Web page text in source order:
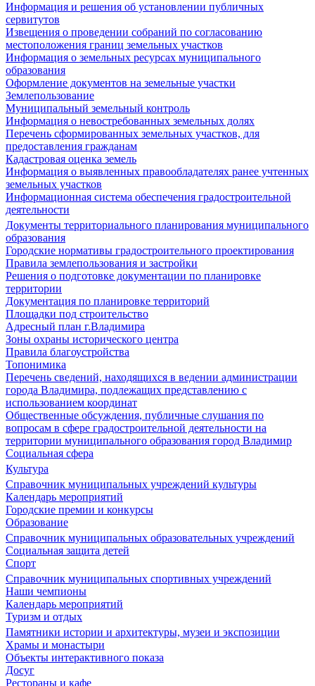
Информация и решения об установлении публичных
сервитутов
Извещения о проведении собраний по согласованию
местоположения границ земельных участков
Информация о земельных ресурсах муниципального
образования
Оформление документов на земельные участки
Землепользование
Муниципальный земельный контроль
Информация о невостребованных земельных долях
Перечень сформированных земельных участков, для
предоставления гражданам
Кадастровая оценка земель
Информация о выявленных правообладателях ранее учтенных
земельных участков
Информационная система обеспечения градостроительной
деятельности
Документы территориального планирования муниципального
образования
Городские нормативы градостроительного проектирования
Правила землепользования и застройки
Решения о подготовке документации по планировке
территории
Документация по планировке территорий
Площадки под строительство
Адресный план г.Владимира
Зоны охраны исторического центра
Правила благоустройства
Топонимика
Перечень сведений, находящихся в ведении администрации
города Владимира, подлежащих представлению с
использованием координат
Общественные обсуждения, публичные слушания по
вопросам в сфере градостроительной деятельности на
территории муниципального образования город Владимир
Социальная сфера
Культура
Справочник муниципальных учреждений культуры
Календарь мероприятий
Городские премии и конкурсы
Образование
Справочник муниципальных образовательных учреждений
Социальная защита детей
Спорт
Справочник муниципальных спортивных учреждений
Наши чемпионы
Календарь мероприятий
Туризм и отдых
Памятники истории и архитектуры, музеи и экспозиции
Храмы и монастыри
Объекты интерактивного показа
Досуг
Рестораны и кафе